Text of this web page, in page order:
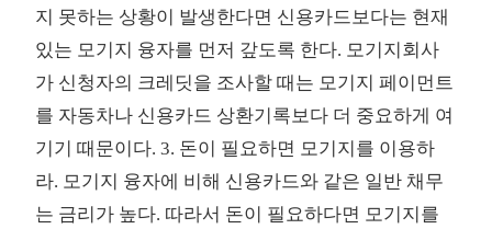
지 못하는 상황이 발생한다면 신용카드보다는 현재
있는 모기지 융자를 먼저 갚도록 한다. 모기지회사
가 신청자의 크레딧을 조사할 때는 모기지 페이먼트
를 자동차나 신용카드 상환기록보다 더 중요하게 여
기기 때문이다. 3. 돈이 필요하면 모기지를 이용하
라. 모기지 융자에 비해 신용카드와 같은 일반 채무
는 금리가 높다. 따라서 돈이 필요하다면 모기지를